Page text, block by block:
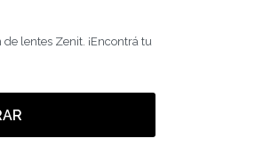
lentes Zenit. ¡Encontrá tu